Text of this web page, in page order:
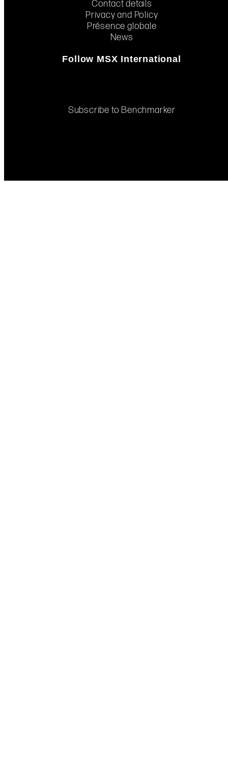
Contact details
Privacy and Policy
Présence globale
News
Follow MSX International
Subscribe to Benchmarker